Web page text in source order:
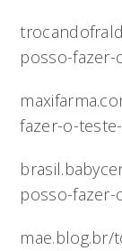
posso-fazer-
fazer-o-
posso-fazer-